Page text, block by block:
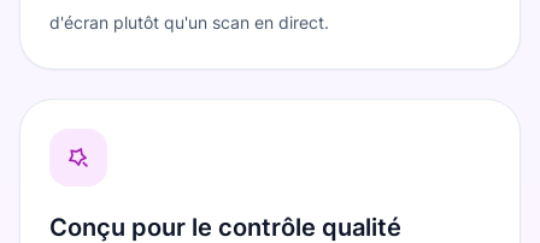
d'écran plutôt qu'un scan en direct.
Conçu pour le contrôle qualité